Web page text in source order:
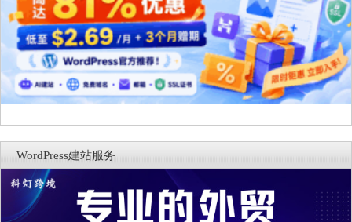
WordPress建站服务